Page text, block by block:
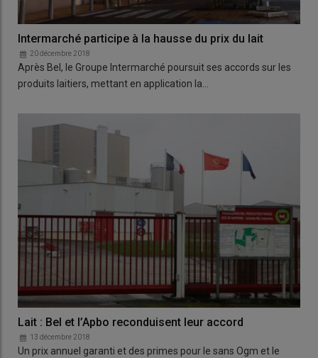
Intermarché participe à la hausse du prix du lait
20 décembre 2018
Après Bel, le Groupe Intermarché poursuit ses accords sur les
produits laitiers, mettant en application la…
Lait : Bel et l’Apbo reconduisent leur accord
13 décembre 2018
Un prix annuel garanti et des primes pour le sans Ogm et le